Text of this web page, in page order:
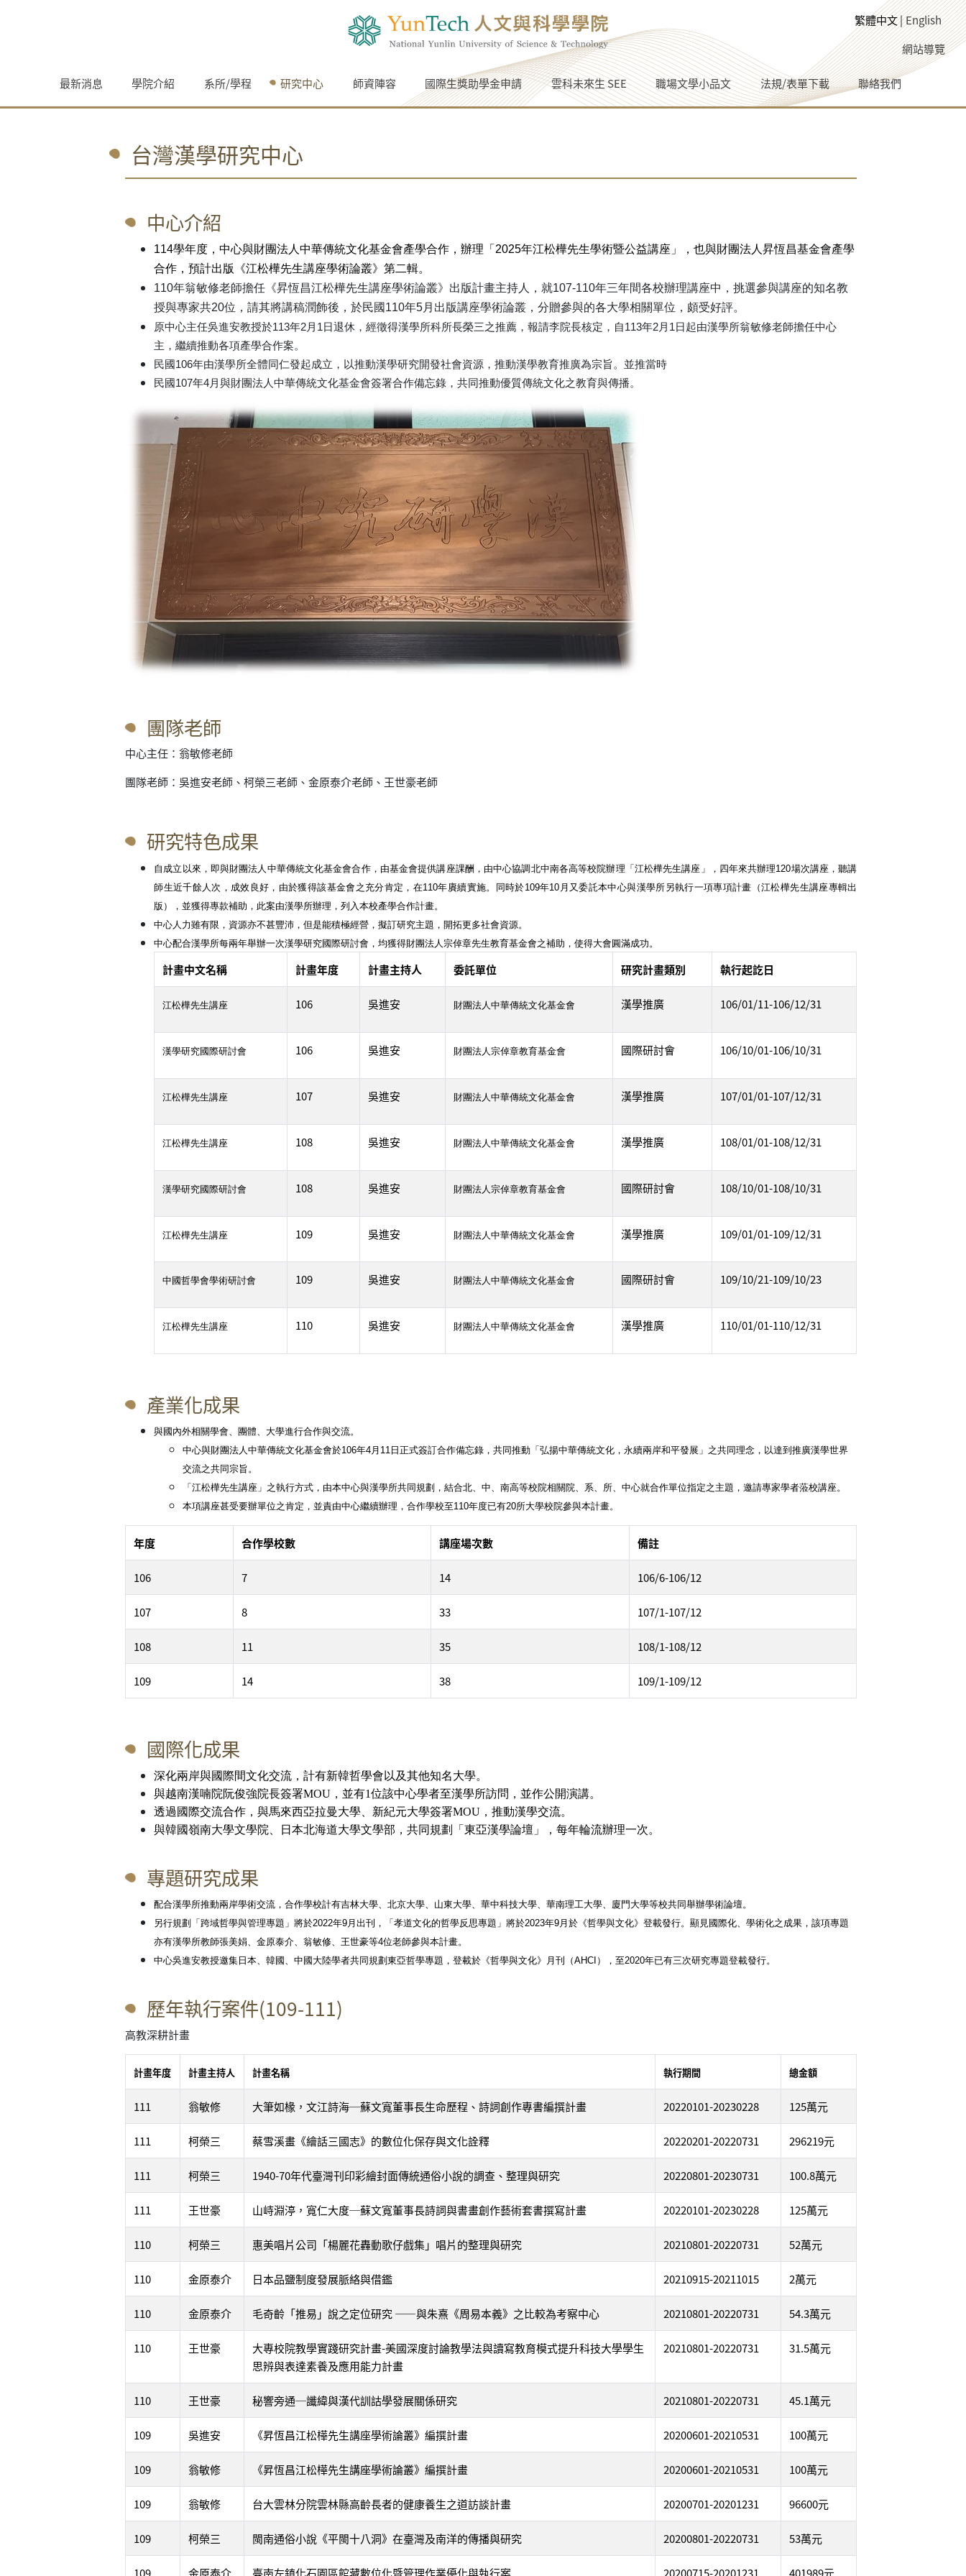
繁體中文 English
網站導覽
最新消息 學院介紹 系所/學程 研究中心 師資陣容 國際生獎助學金申請 雲科未來生 SEE 職場文學小品文 法規/表單下載 聯絡我們
台灣漢學研究中心
中心介紹
114學年度，中心與財團法人中華傳統文化基金會產學合作，辦理「2025年江松樺先生學術暨公益講座」，也與財團法人昇恆昌基金會產學
合作，預計出版《江松樺先生講座學術論叢》第二輯。
110年翁敏修老師擔任《昇恆昌江松樺先生講座學術論叢》出版計畫主持人，就107-110年三年間各校辦理講座中，挑選參與講座的知名教
授與專家共20位，請其將講稿潤飾後，於民國110年5月出版講座學術論叢，分贈參與的各大學相關單位，頗受好評。
原中心主任吳進安教授於113年2月1日退休，經徵得漢學所科所長榮三之推薦，報請李院長核定，自113年2月1日起由漢學所翁敏修老師擔任中心
主，繼續推動各項產學合作案。
民國106年由漢學所全體同仁發起成立，以推動漢學研究開發社會資源，推動漢學教育推廣為宗旨。並推當時
民國107年4月與財團法人中華傳統文化基金會簽署合作備忘錄，共同推動優質傳統文化之教育與傳播。
團隊老師
中心主任：翁敏修老師
團隊老師：吳進安老師、柯榮三老師、金原泰介老師、王世豪老師
研究特色成果
自成立以來，即與財團法人中華傳統文化基金會合作，由基金會提供講座課酬，由中心協調北中南各高等校院辦理「江松樺先生講座」，四年來共辦理120場次講座，聽講
師生近千餘人次，成效良好，由於獲得該基金會之充分肯定，在110年賡續實施。同時於109年10月又委託本中心與漢學所另執行一項專項計畫（江松樺先生講座專輯出
版），並獲得專款補助，此案由漢學所辦理，列入本校產學合作計畫。
中心人力雖有限，資源亦不甚豐沛，但是能積極經營，擬訂研究主題，開拓更多社會資源。
中心配合漢學所每兩年舉辦一次漢學研究國際研討會，均獲得財團法人宗倬章先生教育基金會之補助，使得大會圓滿成功。
計畫中文名稱 計畫年度 計畫主持人 委託單位 研究計畫類別 執行起訖日
江松樺先生講座 106 吳進安 財團法人中華傳統文化基金會 漢學推廣 106/01/11-106/12/31
漢學研究國際研討會 106 吳進安 財團法人宗倬章教育基金會 國際研討會 106/10/01-106/10/31
江松樺先生講座 107 吳進安 財團法人中華傳統文化基金會 漢學推廣 107/01/01-107/12/31
江松樺先生講座 108 吳進安 財團法人中華傳統文化基金會 漢學推廣 108/01/01-108/12/31
漢學研究國際研討會 108 吳進安 財團法人宗倬章教育基金會 國際研討會 108/10/01-108/10/31
江松樺先生講座 109 吳進安 財團法人中華傳統文化基金會 漢學推廣 109/01/01-109/12/31
中國哲學會學術研討會 109 吳進安 財團法人中華傳統文化基金會 國際研討會 109/10/21-109/10/23
江松樺先生講座 110 吳進安 財團法人中華傳統文化基金會 漢學推廣 110/01/01-110/12/31
產業化成果
與國內外相關學會、團體、大學進行合作與交流。
中心與財團法人中華傳統文化基金會於106年4月11日正式簽訂合作備忘錄，共同推動「弘揚中華傳統文化，永續兩岸和平發展」之共同理念，以達到推廣漢學世界
交流之共同宗旨。
「江松樺先生講座」之執行方式，由本中心與漢學所共同規劃，結合北、中、南高等校院相關院、系、所、中心就合作單位指定之主題，邀請專家學者蒞校講座。
本項講座甚受要辦單位之肯定，並責由中心繼續辦理，合作學校至110年度已有20所大學校院參與本計畫。
年度 合作學校數 講座場次數 備註
106 7 14 106/6-106/12
107 8 33 107/1-107/12
108 11 35 108/1-108/12
109 14 38 109/1-109/12
國際化成果
深化兩岸與國際間文化交流，計有新韓哲學會以及其他知名大學。
與越南漢喃院阮俊強院長簽署MOU ，並有1位該中心學者至漢學所訪問，並作公開演講。
透過 國際交流合作，與馬來西亞拉曼大學、新紀元大學簽署MOU ，推動漢學交流。
與韓國嶺南大學文學院、日本北海道大學文學部，共同規劃「東亞漢學論壇」，每年輪流辦理一次。
專題研究成果
配合漢學所推動兩岸學術交流，合作學校計有吉林大學、北京大學、山東大學、華中科技大學、華南理工大學、廈門大學等校共同舉辦學術論壇。
另行規劃「跨域哲學與管理專題」將於2022年9月出刊，「孝道文化的哲學反思專題」將於2023年9月於《哲學與文化》登載發行。顯見國際化、學術化之成果，該項專題
亦有漢學所教師張美娟、金原泰介、翁敏修、王世豪等4位老師參與本計畫。
中心吳進安教授邀集日本、韓國、中國大陸學者共同規劃東亞哲學專題，登載於《哲學與文化》月刊（AHCI），至2020年已有三次研究專題登載發行。
歷年執行案件(109-111)
高教深耕計畫
計畫年度 計畫主持人 計畫名稱 執行期間 總金額
111 翁敏修 大筆如椽，文江詩海─蘇文寬董事長生命歷程、詩詞創作專書編撰計畫 20220101-20230228 125萬元
111 柯榮三 蔡雪溪畫《繪話三國志》的數位化保存與文化詮釋 20220201-20220731 296219元
111 柯榮三 1940-70年代臺灣刊印彩繪封面傳統通俗小說的調查、整理與研究 20220801-20230731 100.8萬元
111 王世豪 山峙淵渟，寬仁大度─蘇文寬董事長詩詞與書畫創作藝術套書撰寫計畫 20220101-20230228 125萬元
110 柯榮三 惠美唱片公司「楊麗花轟動歌仔戲集」唱片的整理與研究 20210801-20220731 52萬元
110 金原泰介 日本品鹽制度發展脈絡與借鑑 20210915-20211015 2萬元
110 金原泰介 毛奇齡「推易」說之定位研究 ——與朱熹《周易本義》之比較為考察中心 20210801-20220731 54.3萬元
110 王世豪
大專校院教學實踐研究計畫-美國深度討論教學法與讀寫教育模式提升科技大學學生
思辨與表達素養及應用能力計畫
20210801-20220731 31.5萬元
110 王世豪 秘響旁通─讖緯與漢代訓詁學發展關係研究 20210801-20220731 45.1萬元
109 吳進安 《昇恆昌江松樺先生講座學術論叢》編撰計畫 20200601-20210531 100萬元
109 翁敏修 《昇恆昌江松樺先生講座學術論叢》編撰計畫 20200601-20210531 100萬元
109 翁敏修 台大雲林分院雲林縣高齡長者的健康養生之道訪談計畫 20200701-20201231 96600元
109 柯榮三 閩南通俗小說《平閩十八洞》在臺灣及南洋的傳播與研究 20200801-20220731 53萬元
109 金原泰介 臺南左鎮化石園區館藏數位化暨管理作業優化與執行案 20200715-20201231 401989元